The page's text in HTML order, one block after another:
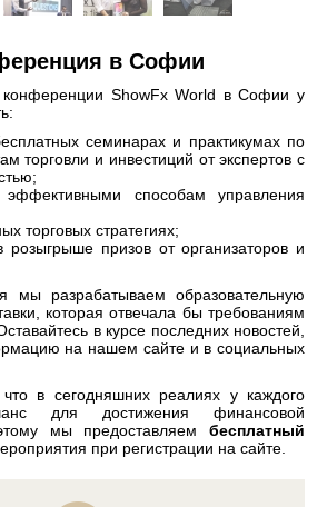
в Софии
ShowFx World в Софии у
семинарах и практикумах по
торговли и инвестиций от экспертов с
эффективными способам управления
торговых стратегиях;
розыгрыше призов от организаторов и
мы разрабатываем образовательную
которая отвечала бы требованиям
в курсе последних новостей,
на нашем сайте и в социальных
в сегодняшних реалиях у каждого
для достижения финансовой
мы предоставляем бесплатный
при регистрации на сайте.